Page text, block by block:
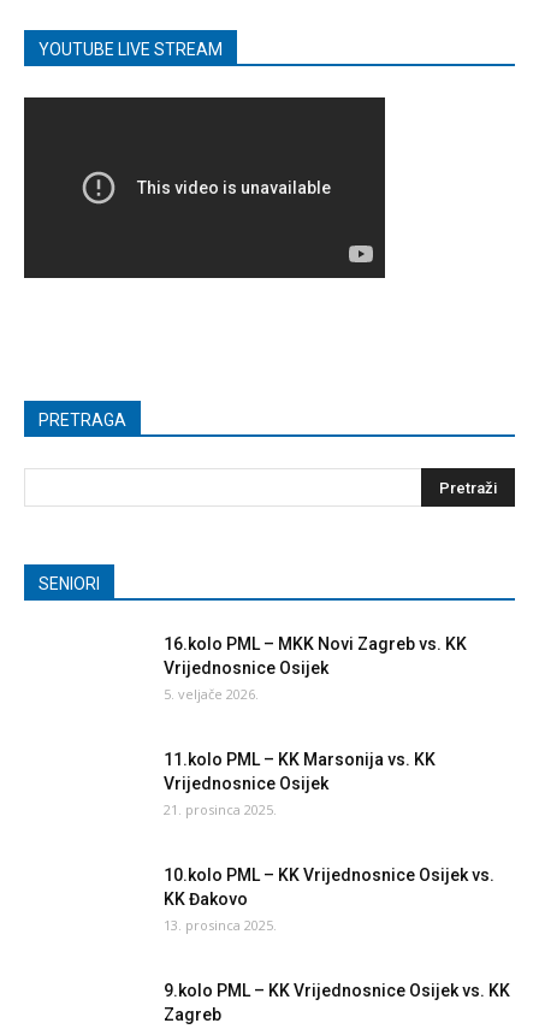
YOUTUBE LIVE STREAM
PRETRAGA
SENIORI
16.kolo PML – MKK Novi Zagreb vs. KK
Vrijednosnice Osijek
5. veljače 2026.
11.kolo PML – KK Marsonija vs. KK
Vrijednosnice Osijek
21. prosinca 2025.
10.kolo PML – KK Vrijednosnice Osijek vs.
KK Đakovo
13. prosinca 2025.
9.kolo PML – KK Vrijednosnice Osijek vs. KK
Zagreb